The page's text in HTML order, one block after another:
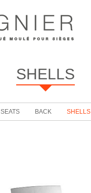
SHELLS
SEATS BACK SHELLS